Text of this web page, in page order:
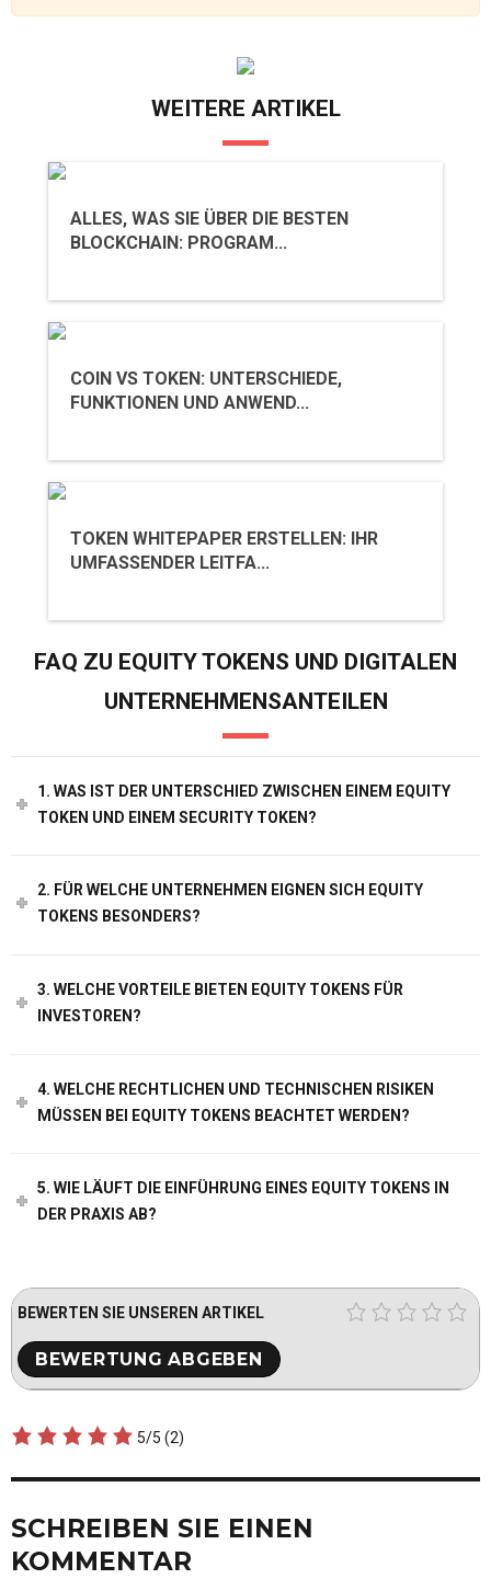
WEITERE ARTIKEL
ALLES, WAS SIE ÜBER DIE BESTEN
BLOCKCHAIN: PROGRAM...
COIN VS TOKEN: UNTERSCHIEDE,
FUNKTIONEN UND ANWEND...
TOKEN WHITEPAPER ERSTELLEN: IHR
UMFASSENDER LEITFA...
FAQ ZU EQUITY TOKENS UND DIGITALEN
UNTERNEHMENSANTEILEN
1. WAS IST DER UNTERSCHIED ZWISCHEN EINEM EQUITY
TOKEN UND EINEM SECURITY TOKEN?
2. FÜR WELCHE UNTERNEHMEN EIGNEN SICH EQUITY
TOKENS BESONDERS?
3. WELCHE VORTEILE BIETEN EQUITY TOKENS FÜR
INVESTOREN?
4. WELCHE RECHTLICHEN UND TECHNISCHEN RISIKEN
MÜSSEN BEI EQUITY TOKENS BEACHTET WERDEN?
5. WIE LÄUFT DIE EINFÜHRUNG EINES EQUITY TOKENS IN
DER PRAXIS AB?
BEWERTEN SIE UNSEREN ARTIKEL
5/5 (2)
SCHREIBEN SIE EINEN
KOMMENTAR